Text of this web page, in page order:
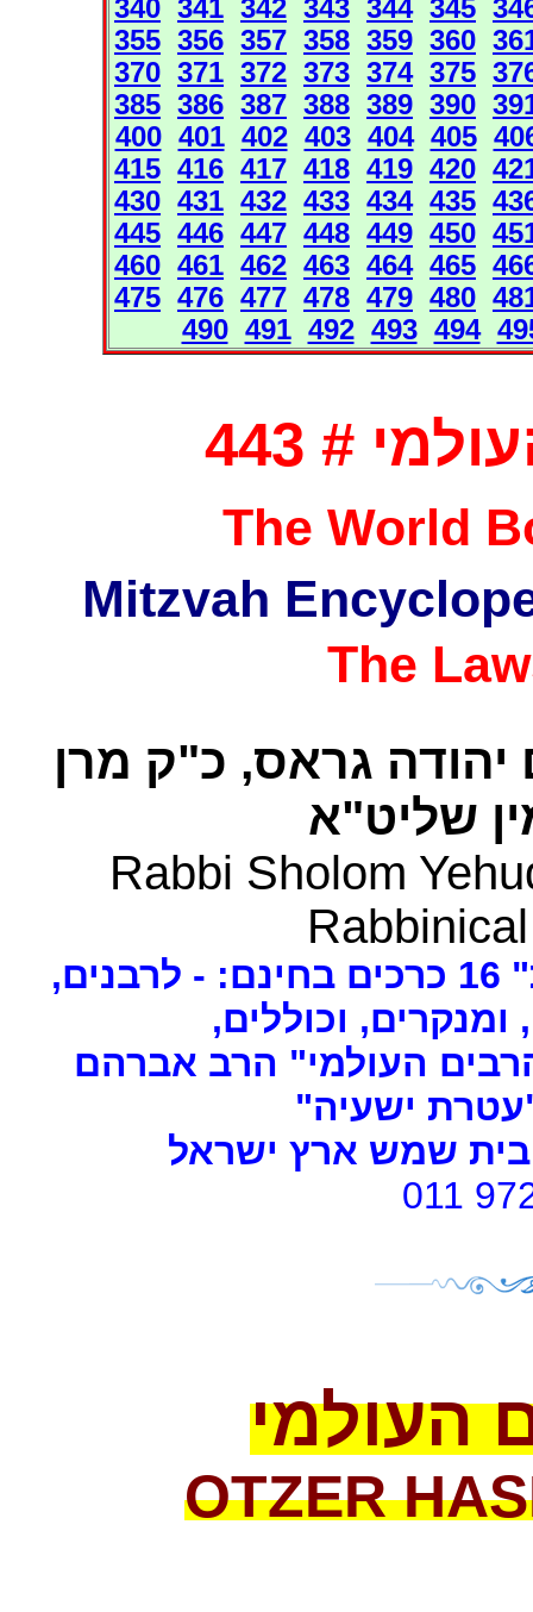
340 341 342 343 344 345
355 356 357 358 359 360
370 371 372 373 374 375
385 386 387 388 389 390
400 401 402 403 404 405
415 416 417 418 419 420
430 431 432 433 434 435
445 446 447 448 449 450
460 461 462 463 464 465
475 476 477 478 479 480
490 491 492 493 494
# 443
The World
The
גראס, כ"ק מרן
שליט"א
Rabbi Sholom
ומנקרים, וכוללים,
העולמי" הרב אברהם
ישעיה"
שמש ארץ ישראל
011
העולמי
OTZER